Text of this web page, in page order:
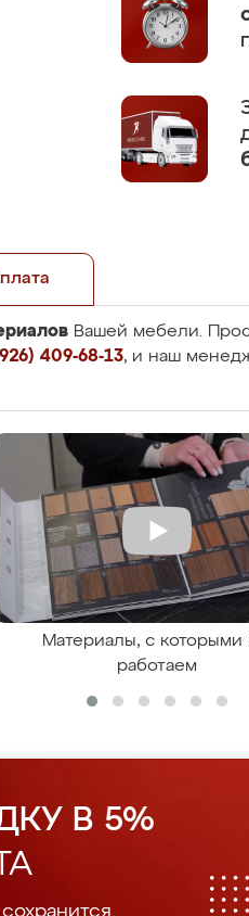
Вашей мебели.
409-68-13, и наш
Материалы, с которыми
работаем
В 5%